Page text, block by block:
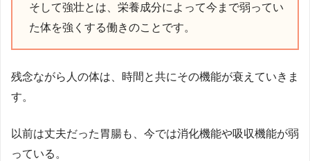
そして強壮とは、栄養成分によって今まで弱ってい
た体を強くする働きのことです。
残念ながら人の体は、時間と共にその機能が衰えていきま
す。
以前は丈夫だった胃腸も、今では消化機能や吸収機能が弱
っている。